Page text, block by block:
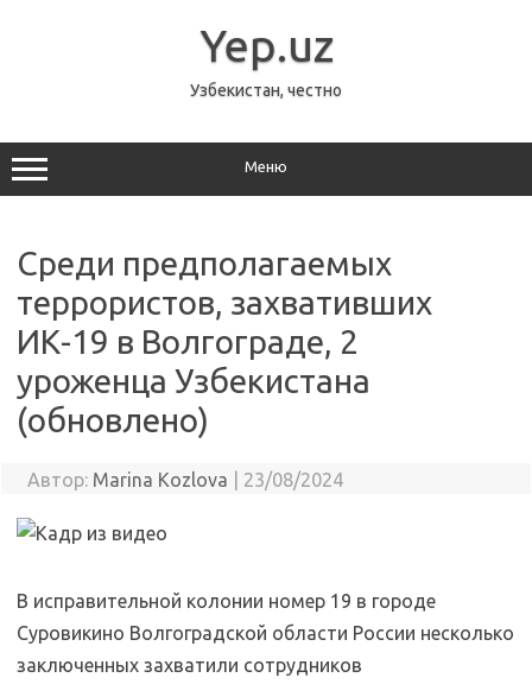
Yep.uz
Узбекистан, честно
Меню
Среди предполагаемых
террористов, захвативших
ИК-19 в Волгограде, 2
уроженца Узбекистана
(обновлено)
Автор: Marina Kozlova 23/08/2024
В исправительной колонии номер 19 в городе
Суровикино Волгоградской области России несколько
заключенных захватили сотрудников